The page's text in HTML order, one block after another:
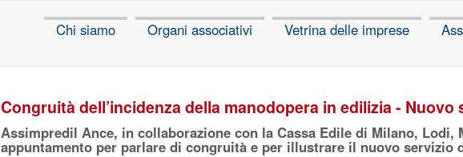
Chi siamo Organi associativi Vetrina delle imprese
Congruità dell’incidenza della manodopera in edilizia -
Assimpredil Ance, in collaborazione con la Cassa Edile di Milano, Lodi,
appuntamento per parlare di congruità e per illustrare il nuovo servizio